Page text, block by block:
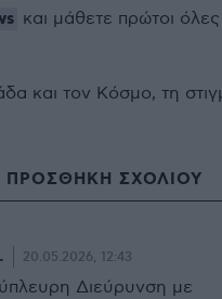
και μάθετε πρώτοι όλες
και τον Κόσμο, τη
ΠΡΟΣΘΗΚΗ ΣΧΟΛΙΟΥ
20.05.2026, 12:43
Διεύρυνση με